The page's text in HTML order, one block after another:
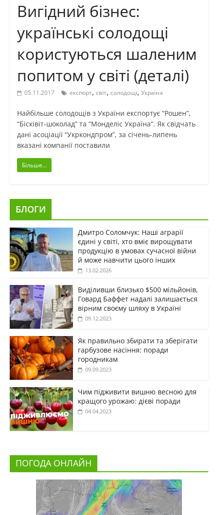
Вигідний бізнес:
українські солодощі
користуються шаленим
попитом у світі (деталі)
05.11.2017 експорт, світ, солодощі, Україна
Найбільше солодощів з України експортує “Рошен”,
“Бісківіт-шоколад” та “Монделіс Україна”. Як свідчать
дані асоціації “Укркондпром”, за січень-липень
вказані компанії поставили
Більше...
БЛОГИ
Дмитро Соломчук: Наші аграрії
єдині у світі, хто вміє вирощувати
продукцію в умовах сучасної війни
й може навчити цього інших
13.02.2026
Виділивши близько $500 мільйонів,
Говард Баффет надалі залишається
вірним своєму шляху в Україні
09.12.2023
Як правильно збирати та зберігати
гарбузове насіння: поради
городникам
09.09.2023
Чим підживити вишню весною для
кращого урожаю: дієві поради
04.04.2023
ПОГОДА ОНЛАЙН